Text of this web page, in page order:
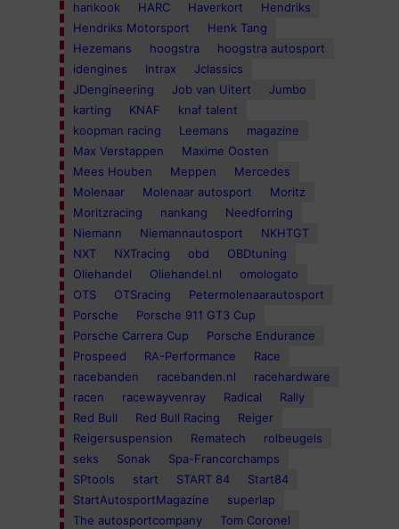
hankook HARC Haverkort
Hendriks
Hendriks Motorsport
Henk Tang
Hezemans
hoogstra
hoogstra autosport
idengines
Intrax
Jclassics
JDengineering
Job van Uitert
Jumbo
karting
KNAF
knaf talent
koopman racing
Leemans
magazine
Max Verstappen
Maxime Oosten
Mees Houben
Meppen
Mercedes
Molenaar
Molenaar autosport
Moritz
Moritzracing
nankang
Needforring
Niemann
Niemannautosport
NKHTGT
NXT
NXTracing obd
OBDtuning
Oliehandel
Oliehandel.nl
omologato
OTS
OTSracing
Petermolenaarautosport
Porsche
Porsche 911 GT3 Cup
Porsche Carrera Cup
Porsche Endurance
Prospeed
RA-Performance
Race
racebanden
racebanden.nl
racehardware
racen
racewayvenray Radical
Rally
Red Bull
Red Bull Racing
Reiger
Reigersuspension
Rematech
rolbeugels
seks
Sonak
Spa-Francorchamps
SPtools
start START 84
Start84
StartAutosportMagazine
superlap
The autosportcompany
Tom Coronel